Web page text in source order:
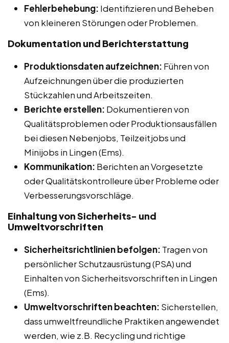
Fehlerbehebung: Identifizieren und Beheben
von kleineren Störungen oder Problemen.
Dokumentation und Berichterstattung
Produktionsdaten aufzeichnen: Führen von
Aufzeichnungen über die produzierten
Stückzahlen und Arbeitszeiten.
Berichte erstellen: Dokumentieren von
Qualitätsproblemen oder Produktionsausfällen
bei diesen Nebenjobs, Teilzeitjobs und
Minijobs in Lingen (Ems).
Kommunikation: Berichten an Vorgesetzte
oder Qualitätskontrolleure über Probleme oder
Verbesserungsvorschläge.
Einhaltung von Sicherheits- und
Umweltvorschriften
Sicherheitsrichtlinien befolgen: Tragen von
persönlicher Schutzausrüstung (PSA) und
Einhalten von Sicherheitsvorschriften in Lingen
(Ems).
Umweltvorschriften beachten: Sicherstellen,
dass umweltfreundliche Praktiken angewendet
werden, wie z.B. Recycling und richtige